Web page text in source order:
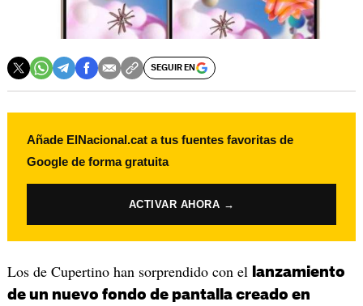
SEGUIR EN
Añade ElNacional.cat a tus fuentes favoritas de
Google de forma gratuita
ACTIVAR AHORA →
Los de Cupertino han sorprendido con el lanzamiento
de un nuevo fondo de pantalla creado en